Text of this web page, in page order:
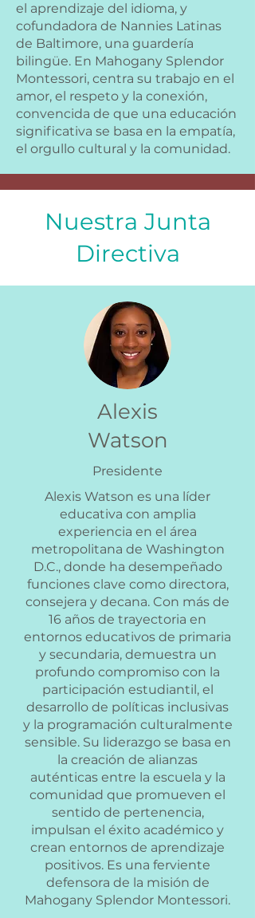
el aprendizaje del idioma, y
cofundadora de Nannies Latinas
de Baltimore, una guardería
bilingüe. En Mahogany Splendor
Montessori, centra su trabajo en el
amor, el respeto y la conexión,
convencida de que una educación
significativa se basa en la empatía,
el orgullo cultural y la comunidad.
Nuestra Junta
Directiva
Alexis
Watson
Presidente
Alexis Watson es una líder
educativa con amplia
experiencia en el área
metropolitana de Washington
D.C., donde ha desempeñado
funciones clave como directora,
consejera y decana. Con más de
16 años de trayectoria en
entornos educativos de primaria
y secundaria, demuestra un
profundo compromiso con la
participación estudiantil, el
desarrollo de políticas inclusivas
y la programación culturalmente
sensible. Su liderazgo se basa en
la creación de alianzas
auténticas entre la escuela y la
comunidad que promueven el
sentido de pertenencia,
impulsan el éxito académico y
crean entornos de aprendizaje
positivos. Es una ferviente
defensora de la misión de
Mahogany Splendor Montessori.